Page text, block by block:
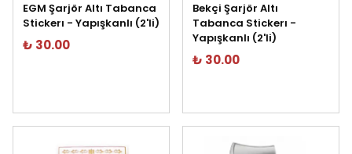
EGM Şarjör Altı Tabanca
Stickerı - Yapışkanlı (2'li)
₺ 30.00
Bekçi Şarjör Altı
Tabanca Stickerı -
Yapışkanlı (2'li)
₺ 30.00